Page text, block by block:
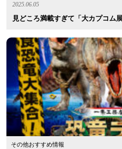
2025.06.05
見どころ満載すぎて「大カプコム
その他おすすめ情報